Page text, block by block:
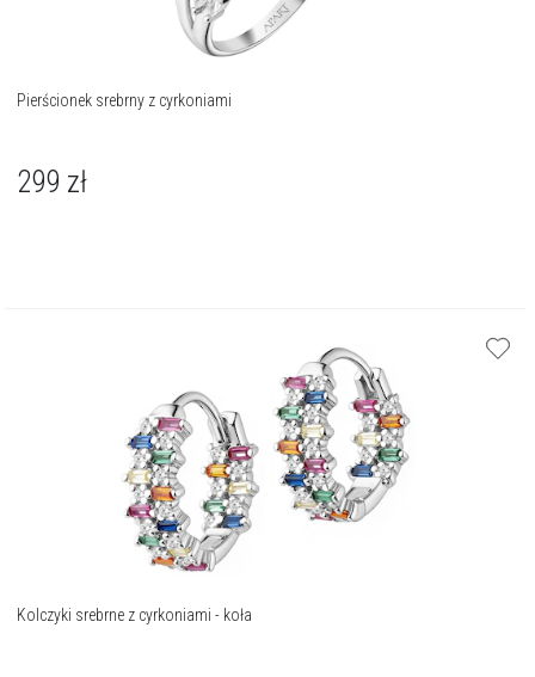
Pierścionek srebrny z cyrkoniami
299 zł
Kolczyki srebrne z cyrkoniami - koła